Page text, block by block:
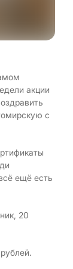
акции
с
ещё есть
20